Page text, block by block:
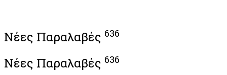
Νέες Παραλαβές 636
Νέες Παραλαβές 636